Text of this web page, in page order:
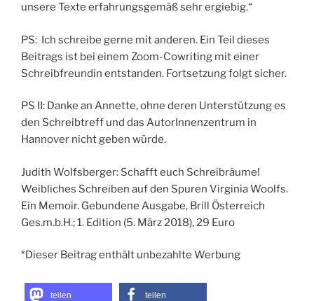
unsere Texte erfahrungsgemäß sehr ergiebig.“
PS: Ich schreibe gerne mit anderen. Ein Teil dieses
Beitrags ist bei einem Zoom-Cowriting mit einer
Schreibfreundin entstanden. Fortsetzung folgt sicher.
PS II: Danke an Annette, ohne deren Unterstützung es
den Schreibtreff und das AutorInnenzentrum in
Hannover nicht geben würde.
Judith Wolfsberger: Schafft euch Schreibräume!
Weibliches Schreiben auf den Spuren Virginia Woolfs.
Ein Memoir. Gebundene Ausgabe, Brill Österreich
Ges.m.b.H.; 1. Edition (5. März 2018), 29 Euro
*Dieser Beitrag enthält unbezahlte Werbung
teilen teilen